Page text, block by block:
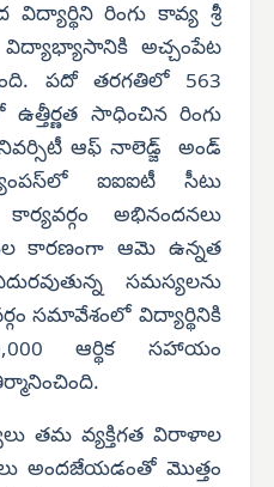
విద్యార్థిని రింగు కావ్య శ్రీ
విద్యాభ్యాసానికి అచ్చంపేట
పదో తరగతిలో 563
సాధించిన రింగు
ఆఫ్ నాలెడ్జ్ అండ్
ఐఐఐటీ సీటు
అభినందనలు
కారణంగా ఆమె ఉన్నత
సమస్యలను
సమావేశంలో విద్యార్థినికి
ఆర్థిక సహాయం
తమ వ్యక్తిగత విరాళాల
అందజేయడంతో మొత్తం